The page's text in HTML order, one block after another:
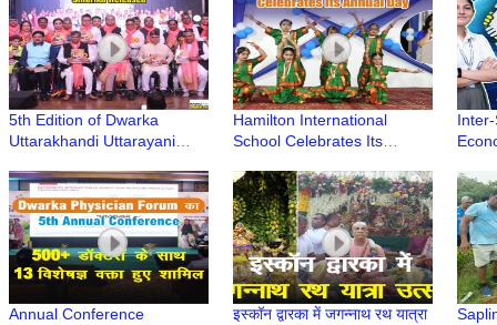
5th Edition of Dwarka
Uttarakhandi Uttarayani
Deen Dayal Upadhyay
College
Hamilton International
School Celebrates Its
Annual Conference
इस्कॉन द्वारका में जगन्नाथ रथ यात्रा